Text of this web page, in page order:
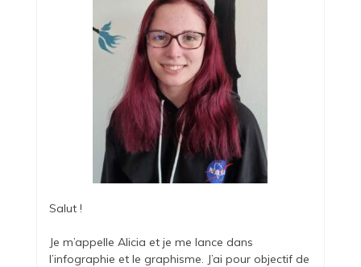
Salut !
Je m’appelle Alicia et je me lance dans
l’infographie et le graphisme. J’ai pour objectif de